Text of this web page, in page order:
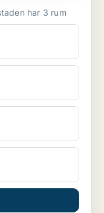
att hyra i Falkenberg Bostaden har 3 rum